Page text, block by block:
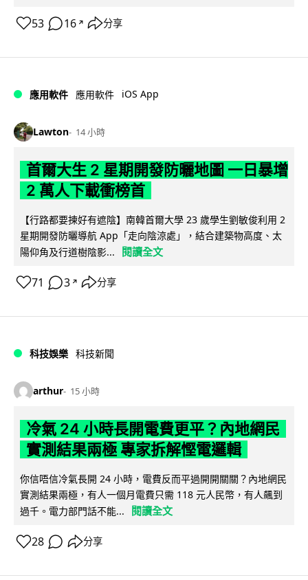
53 16 ↗ 分享
應用軟件 應用軟件 iOS App
Lawton 14 小時
首爾大生 2 星期開發防曬地圖 一日暴增
2 萬人下載衝榜首
【行路都要揀好有遮陰】南韓首爾大學 23 歲學生劉敏俊利用 2
星期開發防曬導航 App「走向陰涼處」，結合建築物高度、太
陽仰角及行道樹陰影...
閱讀全文
71 3 ↗ 分享
科技娛樂 科技新聞
arthur 15 小時
冷氣 24 小時長開電費更平？內地網民
實測結果兩極 專家拆解慳電邏輯
你信唔信冷氣長開 24 小時，電費反而平過開開關關？內地網民
實測結果兩極，有人一個月電費只需 118 元人民幣，有人飆到
過千。電力部門話不能...
閱讀全文
28 分享